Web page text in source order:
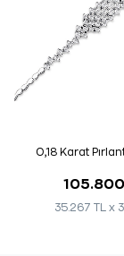
0,18 Karat
35.267 TL x